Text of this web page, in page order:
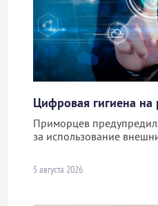
Цифровая гигиена на
Приморцев
за использование
5 августа 2026